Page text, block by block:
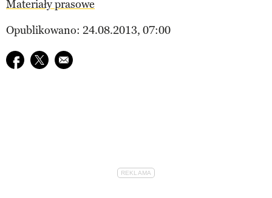
Materiały prasowe
Opublikowano: 24.08.2013, 07:00
Udostępnij na facebook
Udostępnij na twitter
E-mail do przyjaciela